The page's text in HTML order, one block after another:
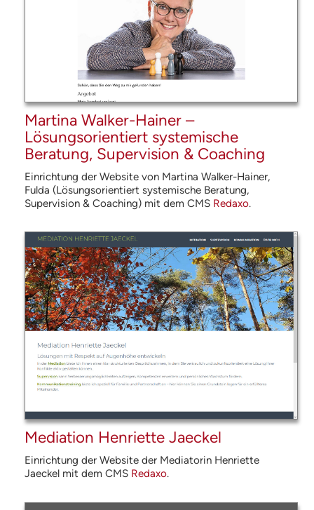
Martina Walker-Hainer –
Lösungsorientiert systemische
Beratung, Supervision & Coaching
Einrichtung der Website von Martina Walker-Hainer,
Fulda (Lösungsorientiert systemische Beratung,
Supervision & Coaching) mit dem CMS Redaxo.
Mediation Henriette Jaeckel
Einrichtung der Website der Mediatorin Henriette
Jaeckel mit dem CMS Redaxo.